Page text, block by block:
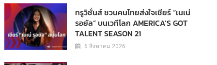
ทรูวิชั่นส์ ชวนคนไทยส่งใจเชียร์ “เนเน่
รอยัล” บนเวทีโลก AMERICA’S GOT
TALENT SEASON 21
6 สิงหาคม 2026